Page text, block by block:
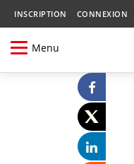
INSCRIPTION CONNEXION
Menu